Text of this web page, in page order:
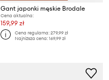
Gant japonki męskie Brodale
Cena aktualna:
159,99 zł
Cena regularna:279,99 zł
Najniższa cena:169,99 zł